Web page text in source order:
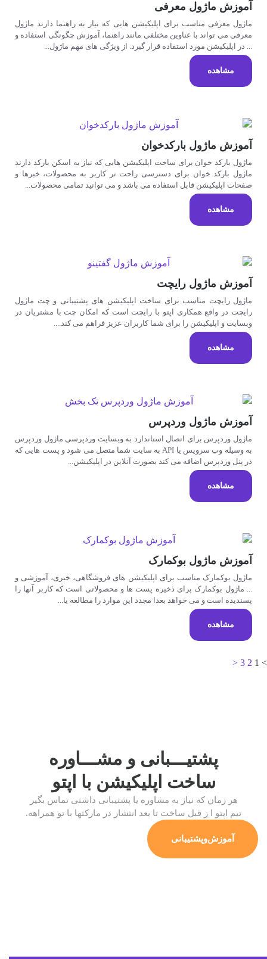
آموزش ماژول معرفی
ماژول معرفی مناسب برای اپلیکیشن هایی که نیاز به راهنما دارند ماژول
معرفی می تواند با عناوین مختلفی مانند راهنما، آموزش چگونگی استفاده و
... در اپلیکیشن مورد استفاده قرار گیرد. از ویژگی های مهم ماژول...
مشاهده
آموزش ماژول بارکدخوان
ماژول بارکد خوان برای ساخت اپلیکیشن هایی که نیاز به اسکن بارکد دارند
ماژول بارکد خوان برای دسترسی راحت تر کاربر به محصولات، خبرها و
صفحات اپلیکیشن قابل استفاده می باشد و می توانید تمامی محصولات...
مشاهده
آموزش ماژول رایچت
ماژول رایچت مناسب برای ساخت اپلیکیشن های پشتیبانی و چت ماژول
رایچت در واقع همکاری اپتو با رایچت است که امکان چت با مشتریان در
وبسایت و اپلیکیشن را برای شما کاربران عزیز فراهم می کند....
مشاهده
آموزش ماژول وردپرس
ماژول وردپرس برای اتصال استاندارد به وبسایت وردپرسی ماژول وردپرس
به وسیله وب سرویس یا API به سایت شما متصل می شود و پست هایی که
در پنل وردپرس اضافه می کند بصورت آنلاین در اپلیکیشن...
مشاهده
آموزش ماژول بوکمارک
ماژول بوکمارک مناسب برای اپلیکیشن های فروشگاهی، خبری، آموزشی و
... ماژول بوکمارک برای ذخیره پست ها و محصولاتی است که کاربر آنها را
پسندیده است و می خواهد بعدا مجدد این موارد را مطالعه یا...
مشاهده
>
1
2
3
<
پشتیـــبانی و مشـــاوره
ساخت اپلیکیشن با اپتو
هر زمان که نیاز به مشاوره یا پشتیبانی داشتی تماس بگیر
تیم اپتو ا ز قبل ساخت تا بعد انتشار در مارکتها با تو همراهه.
آموزش‌وپشتیبانی